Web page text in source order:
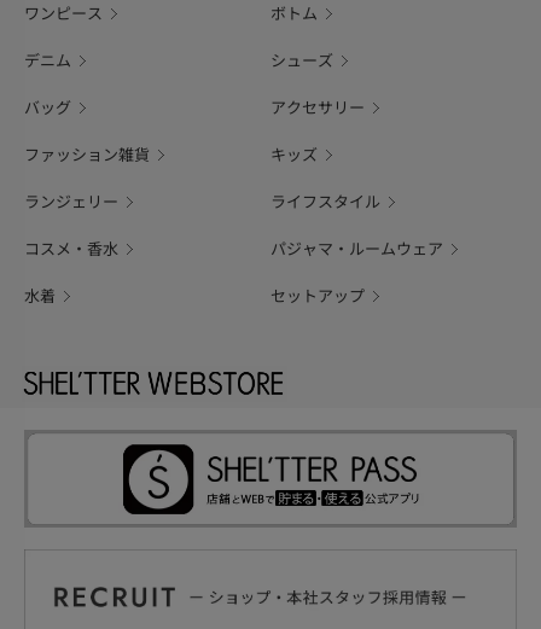
ワンピース ボトム
デニム シューズ
バッグ アクセサリー
ファッション雑貨 キッズ
ランジェリー ライフスタイル
コスメ・香水 パジャマ・ルームウェア
水着 セットアップ